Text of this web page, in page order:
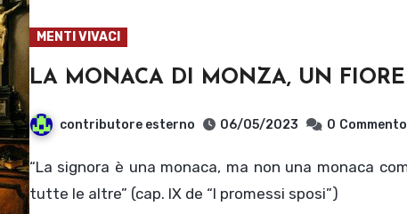
MENTI VIVACI
LA MONACA DI MONZA, UN FIORE
contributore esterno 06/05/2023 0 Commento
“La signora è una monaca, ma non una monaca come
tutte le altre” (cap. IX de “I promessi sposi”)